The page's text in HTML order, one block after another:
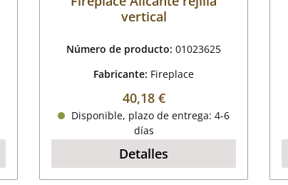
vertical
Número de producto: 01023625
Fabricante: Fireplace
Precio normal:
40,18 €
Disponible, plazo de entrega: 4-6
días
Detalles